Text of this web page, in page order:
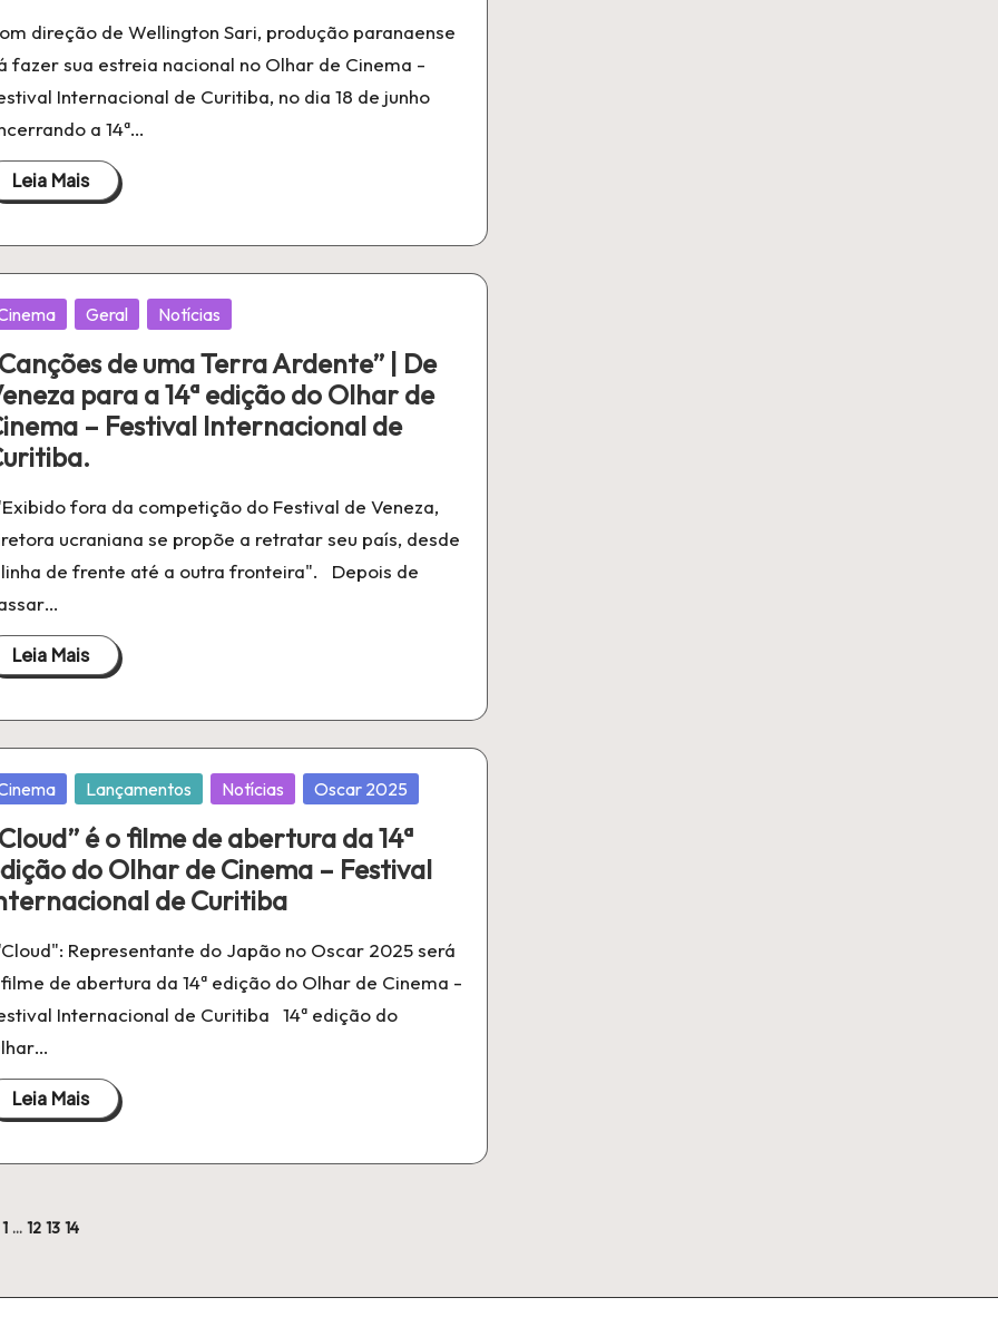
direção de Wellington Sari, produção paranaense
fazer sua estreia nacional no Olhar de Cinema -
Internacional de Curitiba, no dia 18 de junho
a 14ª…
Leia Mais
Geral Notícias
de uma Terra Ardente” | De
para a 14ª edição do Olhar de
– Festival Internacional de
fora da competição do Festival de Veneza,
ucraniana se propõe a retratar seu país, desde
de frente até a outra fronteira". Depois de
Leia Mais
Lançamentos Notícias Oscar 2025
é o filme de abertura da 14ª
do Olhar de Cinema – Festival
de Curitiba
Representante do Japão no Oscar 2025 será
de abertura da 14ª edição do Olhar de Cinema -
Internacional de Curitiba 14ª edição do
Leia Mais
1 … 12 13 14